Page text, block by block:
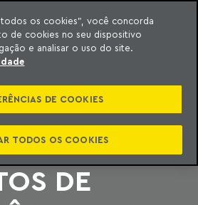
DE UM
DE
os cookies”, você concorda
de cookies no seu dispositivo
e analisar o uso do site.
DE COOKIES
TODOS OS COOKIES